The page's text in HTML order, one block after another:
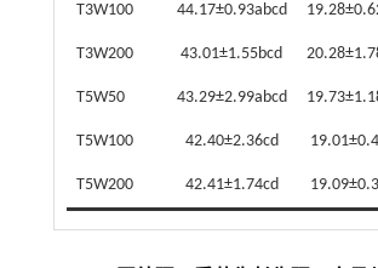
T3W100 44.17±0.93abcd
T3W200 43.01±1.55bcd
T5W50 43.29±2.99abcd
T5W100 42.40±2.36cd
T5W200 42.41±1.74cd